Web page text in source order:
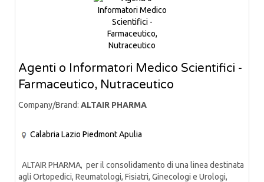
Agenti o Informatori Medico Scientifici -
Farmaceutico, Nutraceutico
Company/Brand: ALTAIR PHARMA
Calabria Lazio PiedmontApulia
ALTAIR PHARMA, per il consolidamento di una linea destinata
agli Ortopedici, Reumatologi, Fisiatri, Ginecologi e Urologi,